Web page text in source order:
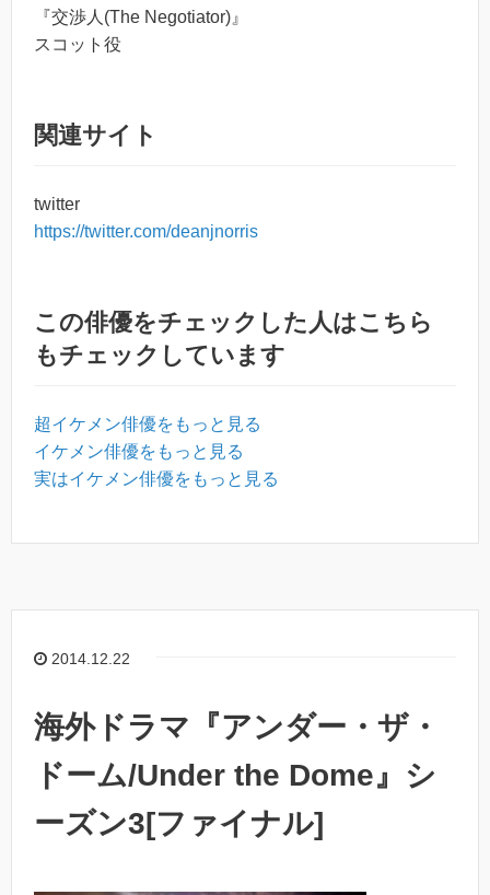
『交渉人(The Negotiator)』
スコット役
関連サイト
twitter
https://twitter.com/deanjnorris
この俳優をチェックした人はこちら
もチェックしています
超イケメン俳優をもっと見る
イケメン俳優をもっと見る
実はイケメン俳優をもっと見る
2014.12.22
海外ドラマ『アンダー・ザ・
ドーム/Under the Dome』シ
ーズン3[ファイナル]